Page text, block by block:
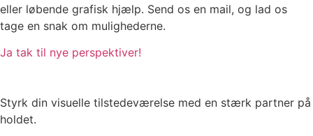
eller løbende grafisk hjælp. Send os en mail, og lad os
tage en snak om mulighederne.
Ja tak til nye perspektiver!
Styrk din visuelle tilstedeværelse med en stærk partner på
holdet.